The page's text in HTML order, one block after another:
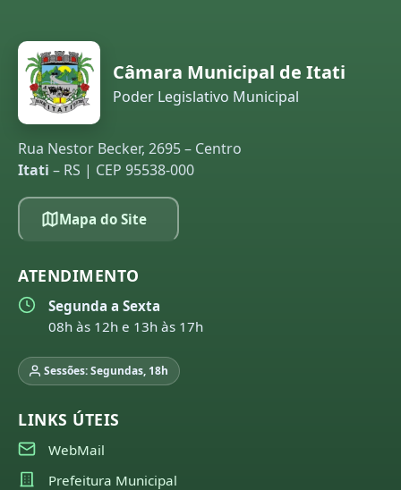
Câmara Municipal de Itati
Poder Legislativo Municipal
Rua Nestor Becker, 2695 – Centro
Itati – RS | CEP 95538-000
Mapa do Site
ATENDIMENTO
Segunda a Sexta
08h às 12h e 13h às 17h
Sessões: Segundas, 18h
LINKS ÚTEIS
WebMail
Prefeitura Municipal